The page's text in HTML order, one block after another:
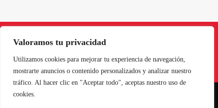
Valoramos tu privacidad
Utilizamos cookies para mejorar tu experiencia de navegación,
mostrarte anuncios o contenido personalizados y analizar nuestro
tráfico. Al hacer clic en "Aceptar todo", aceptas nuestro uso de
cookies.
InstagramFacebook
X